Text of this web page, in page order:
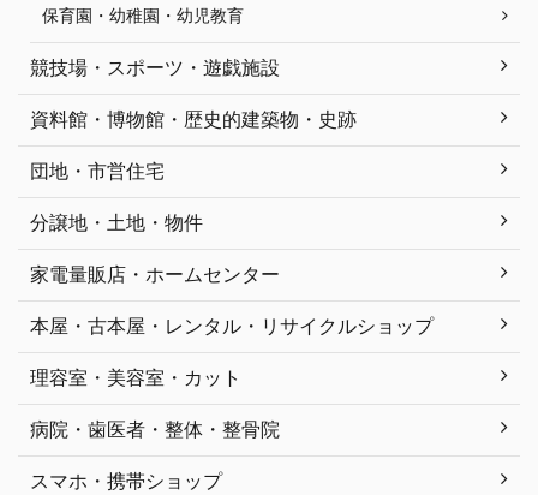
保育園・幼稚園・幼児教育
競技場・スポーツ・遊戯施設
資料館・博物館・歴史的建築物・史跡
団地・市営住宅
分譲地・土地・物件
家電量販店・ホームセンター
本屋・古本屋・レンタル・リサイクルショップ
理容室・美容室・カット
病院・歯医者・整体・整骨院
スマホ・携帯ショップ